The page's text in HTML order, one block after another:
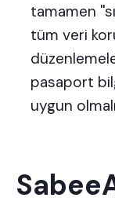
tamamen
tüm veri
pasaport
uygun